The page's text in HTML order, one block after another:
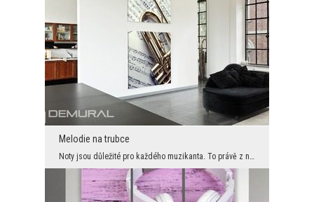
Melodie na trubce
Noty jsou důležité pro každého muzikanta. To právě z nich čte melodii, kterou má zahrát na nástro...